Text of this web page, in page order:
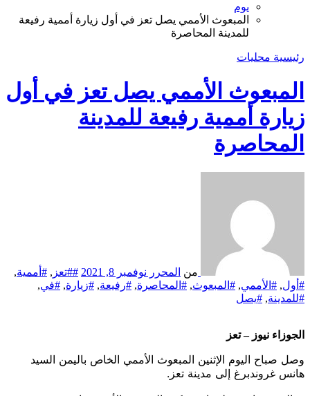
يوم
المبعوث الأممي يصل تعز في أول زيارة أممية رفيعة
للمدينة المحاصرة
رئيسية محليات
المبعوث الأممي يصل تعز في أول
زيارة أممية رفيعة للمدينة
المحاصرة
من المحرر نوفمبر 8, 2021 ##تعز , #أممية,
#أول, #الأممي, #المبعوث, #المحاصرة, #رفيعة, #زيارة, #في,
#للمدينة, #يصل
الجوزاء نيوز – تعز
وصل صباح اليوم الإثنين المبعوث الأممي الخاص باليمن السيد
هانس غروندبرغ إلى مدينة تعز.